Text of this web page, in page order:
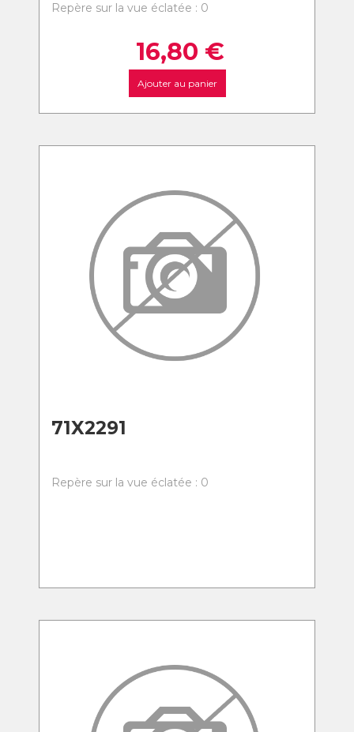
Repère sur la vue éclatée : 0
16,80 €
Ajouter au panier
71X2291
Repère sur la vue éclatée : 0